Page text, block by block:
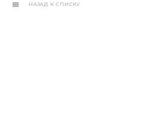
НАЗАД К СПИСКУ